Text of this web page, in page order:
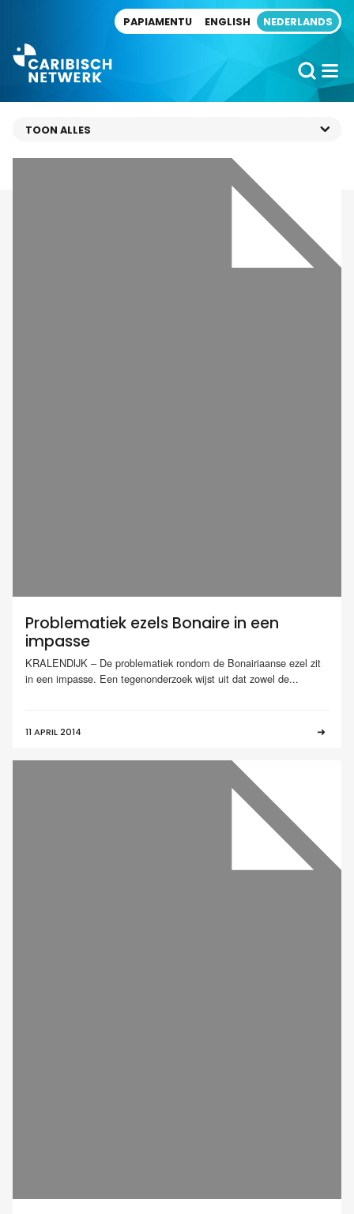
PAPIAMENTU ENGLISH NEDERLANDS
Problematiek ezels Bonaire in een
impasse
KRALENDIJK – De problematiek rondom de Bonairiaanse ezel zit
in een impasse. Een tegenonderzoek wijst uit dat zowel de...
11 APRIL 2014